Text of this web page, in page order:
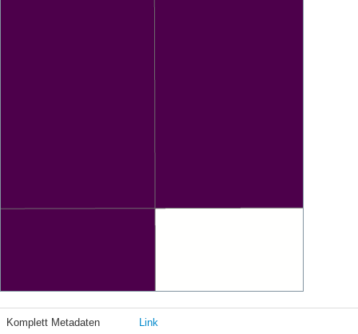
Komplett Metadaten Link